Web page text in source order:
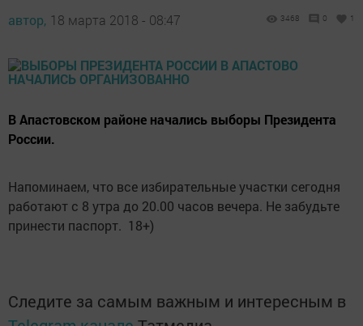
автор, 18 марта 2018 - 08:47 3468 0 1
В Апастовском районе начались выборы Президента
России.
Напоминаем, что все избирательные участки сегодня
работают с 8 утра до 20.00 часов вечера. Не забудьте
принести паспорт. 18+)
Следите за самым важным и интересным в